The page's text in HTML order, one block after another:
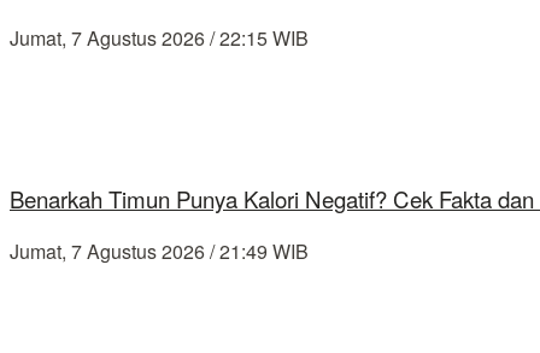
Jumat, 7 Agustus 2026 / 22:15 WIB
Benarkah Timun Punya Kalori Negatif? Cek Fakta
Jumat, 7 Agustus 2026 / 21:49 WIB